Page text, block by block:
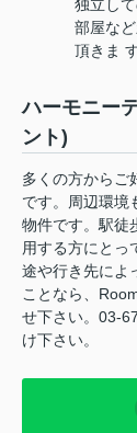
独立し
部屋な
頂きま す
ハーモニー
ント)
多くの方からご
です。周辺環境
物件です。駅徒
用する方にとっ
途や行き先によ
ことなら、
せ下さい。03-
け下さい。